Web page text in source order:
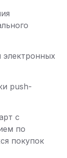
электронных
push-
с
по
покупок